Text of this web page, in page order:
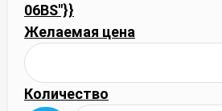
06BS"}}
Желаемая цена
Количество